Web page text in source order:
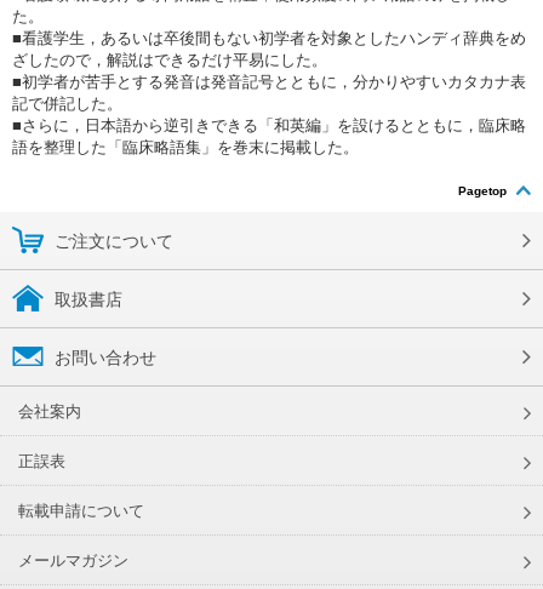
た。
■看護学生，あるいは卒後間もない初学者を対象としたハンディ辞典をめ
ざしたので，解説はできるだけ平易にした。
■初学者が苦手とする発音は発音記号とともに，分かりやすいカタカナ表
記で併記した。
■さらに，日本語から逆引きできる「和英編」を設けるとともに，臨床略
語を整理した「臨床略語集」を巻末に掲載した。
Pagetop
ご注文について
取扱書店
お問い合わせ
会社案内
正誤表
転載申請について
メールマガジン